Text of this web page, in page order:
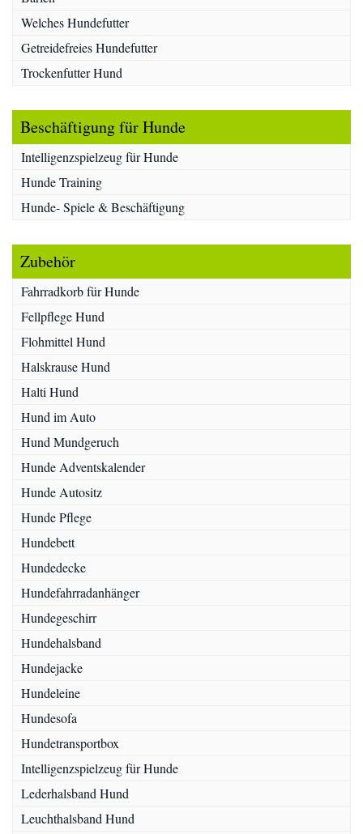
Welches Hundefutter
Getreidefreies Hundefutter
Trockenfutter Hund
Beschäftigung für Hunde
Intelligenzspielzeug für Hunde
Hunde Training
Hunde- Spiele & Beschäftigung
Zubehör
Fahrradkorb für Hunde
Fellpflege Hund
Flohmittel Hund
Halskrause Hund
Halti Hund
Hund im Auto
Hund Mundgeruch
Hunde Adventskalender
Hunde Autositz
Hunde Pflege
Hundebett
Hundedecke
Hundefahrradanhänger
Hundegeschirr
Hundehalsband
Hundejacke
Hundeleine
Hundesofa
Hundetransportbox
Intelligenzspielzeug für Hunde
Lederhalsband Hund
Leuchthalsband Hund